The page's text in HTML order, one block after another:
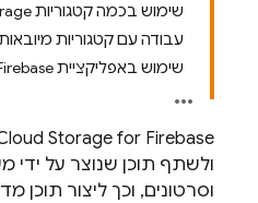
שימוש בכמה קטגוריות Cloud Storage
עבודה עם קטגוריות
שימוש באפליקציית Firebase מותאמת אישית
Storage for Firebase
ולשתף תוכן שנוצר על ידי
וסרטונים, וכך ליצור תוכן